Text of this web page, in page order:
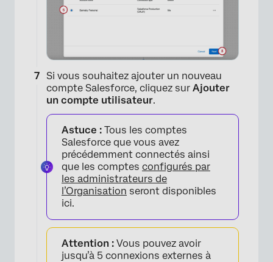
×
×
Si vous souhaitez ajouter un nouveau
compte Salesforce, cliquez sur Ajouter
un compte utilisateur.
Astuce : Tous les comptes
Salesforce que vous avez
précédemment connectés ainsi
que les comptes configurés par
les administrateurs de
l’Organisation seront disponibles
ici.
Attention : Vous pouvez avoir
jusqu’à 5 connexions externes à